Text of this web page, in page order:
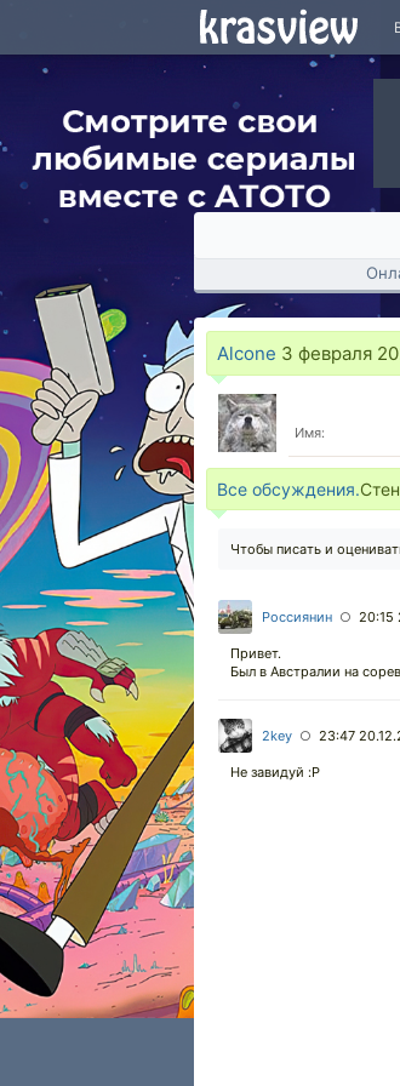
Alcone 3 февраля
Имя:
Все обсуждения.
Чтобы писать и
Россиянин ○ 20:15
Привет.
Был в Австралии на
2key ○ 23:47
Не завидуй :P